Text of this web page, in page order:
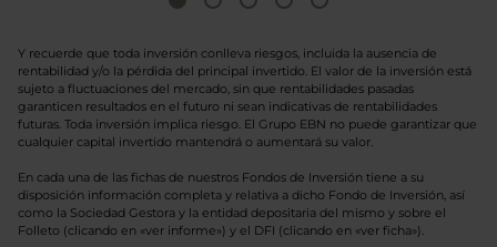
Y recuerde que toda inversión conlleva riesgos, incluida la ausencia de
rentabilidad y/o la pérdida del principal invertido. El valor de la inversión está
sujeto a fluctuaciones del mercado, sin que rentabilidades pasadas
garanticen resultados en el futuro ni sean indicativas de rentabilidades
futuras. Toda inversión implica riesgo. El Grupo EBN no puede garantizar que
cualquier capital invertido mantendrá o aumentará su valor.
En cada una de las fichas de nuestros Fondos de Inversión tiene a su
disposición información completa y relativa a dicho Fondo de Inversión, así
como la Sociedad Gestora y la entidad depositaria del mismo y sobre el
Folleto (clicando en «ver informe») y el DFI (clicando en «ver ficha»).